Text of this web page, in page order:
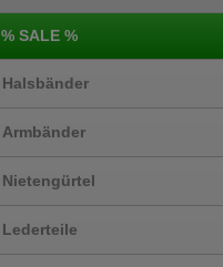
% SALE %
Halsbänder
Armbänder
Nietengürtel
Lederteile